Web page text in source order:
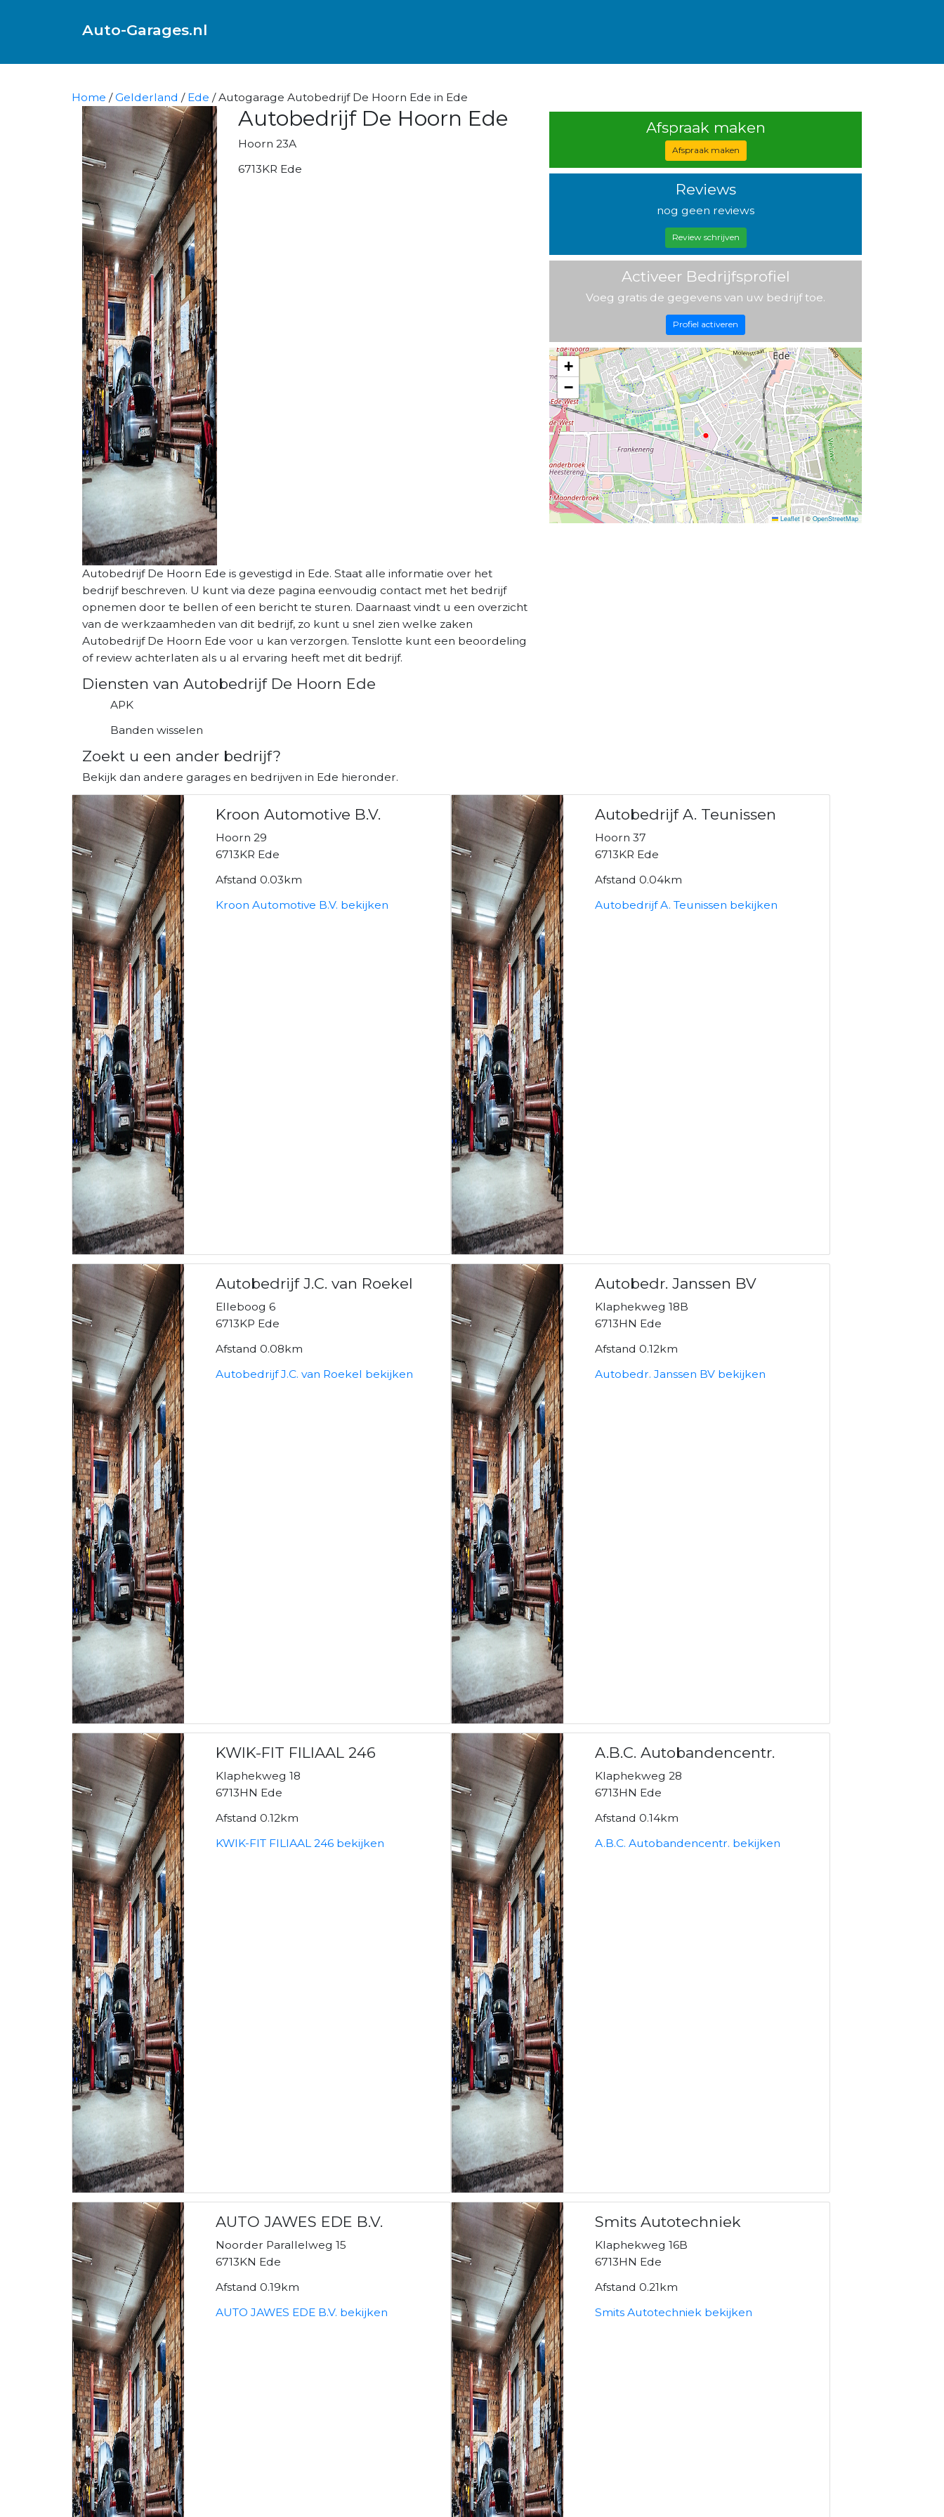
Auto-Garages.nl
Home /Gelderland / Ede / Autogarage Autobedrijf De Hoorn Ede in Ede
Autobedrijf De Hoorn Ede
Hoorn 23A
6713KR Ede
Autobedrijf De Hoorn Ede is gevestigd in Ede. Staat alle informatie over het
bedrijf beschreven. U kunt via deze pagina eenvoudig contact met het bedrijf
opnemen door te bellen of een bericht te sturen. Daarnaast vindt u een overzicht
van de werkzaamheden van dit bedrijf, zo kunt u snel zien welke zaken
Autobedrijf De Hoorn Ede voor u kan verzorgen. Tenslotte kunt een beoordeling
of review achterlaten als u al ervaring heeft met dit bedrijf.
Diensten van Autobedrijf De Hoorn Ede
APK
Banden wisselen
Afspraak maken
Afspraak maken
Reviews
nog geen reviews
Review schrijven
Activeer Bedrijfsprofiel
Voeg gratis de gegevens van uw bedrijf toe.
Profiel activeren
+
−
Leaflet | © OpenStreetMap
Zoekt u een ander bedrijf?
Bekijk dan andere garages en bedrijven in Ede hieronder.
Kroon Automotive B.V.
Hoorn 29
6713KR Ede
Afstand 0.03km
Kroon Automotive B.V. bekijken
Autobedrijf A. Teunissen
Hoorn 37
6713KR Ede
Afstand 0.04km
Autobedrijf A. Teunissen bekijken
Autobedrijf J.C. van Roekel
Elleboog 6
6713KP Ede
Afstand 0.08km
Autobedrijf J.C. van Roekel bekijken
Autobedr. Janssen BV
Klaphekweg 18B
6713HN Ede
Afstand 0.12km
Autobedr. Janssen BV bekijken
KWIK-FIT FILIAAL 246
Klaphekweg 18
6713HN Ede
Afstand 0.12km
KWIK-FIT FILIAAL 246 bekijken
A.B.C. Autobandencentr.
Klaphekweg 28
6713HN Ede
Afstand 0.14km
A.B.C. Autobandencentr. bekijken
AUTO JAWES EDE B.V.
Noorder Parallelweg 15
6713KN Ede
Afstand 0.19km
AUTO JAWES EDE B.V. bekijken
Smits Autotechniek
Klaphekweg 16B
6713HN Ede
Afstand 0.21km
Smits Autotechniek bekijken